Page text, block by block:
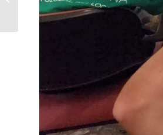
per l’abitare
sostenibile